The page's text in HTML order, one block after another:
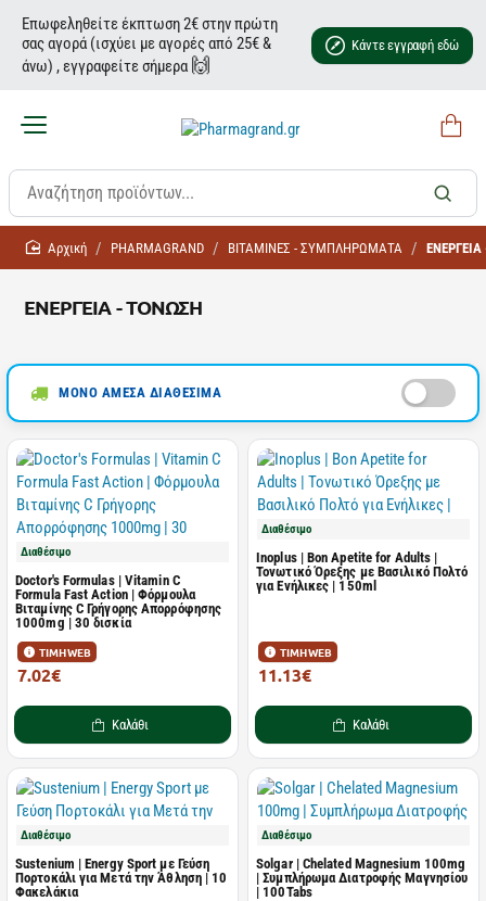
Επωφεληθείτε έκπτωση 2€ στην πρώτη
σας αγορά (ισχύει με αγορές από 25€ &
άνω) , εγγραφείτε σήμερα 🙌
Κάντε εγγραφή εδώ
ΕΝΕΡΓΕΙΑ - ΤΟΝΩΣΗ
homePHARMAGRAND ΒΙΤΑΜΙΝΕΣ - ΣΥΜΠΛΗΡΩΜΑΤΑ
ΜΟΝΟ ΑΜΕΣΑ ΔΙΑΘΕΣΙΜΑ
Διαθέσιμο
Doctor's Formulas | Vitamin C
Formula Fast Action | Φόρμουλα
Βιταμίνης C Γρήγορης Απορρόφησης
1000mg | 30 δισκία
ΤΙΜΗ WEB
7.02€
Καλάθι
Διαθέσιμο
Inoplus | Bon Apetite for Adults |
Τονωτικό Όρεξης με Βασιλικό Πολτό
για Ενήλικες | 150ml
ΤΙΜΗ WEB
11.13€
Καλάθι
Διαθέσιμο
Sustenium | Energy Sport με Γεύση
Πορτοκάλι για Μετά την Άθληση | 10
Φακελάκια
Διαθέσιμο
Solgar | Chelated Magnesium 100mg
| Συμπλήρωμα Διατροφής Μαγνησίου
| 100Tabs